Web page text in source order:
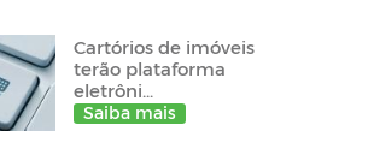
Cartórios de imóveis
terão plataforma
eletrôni...
Saiba mais